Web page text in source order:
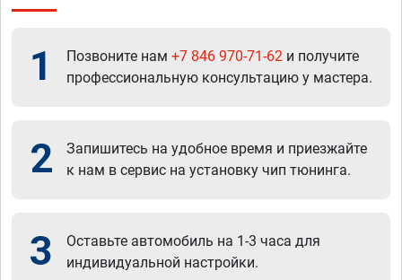
1 Позвоните нам +7 846 970-71-62 и получите
профессиональную консультацию у мастера.
2
Запишитесь на удобное время и приезжайте
к нам в сервис на установку чип тюнинга.
3
Оставьте автомобиль на 1-3 часа для
индивидуальной настройки.